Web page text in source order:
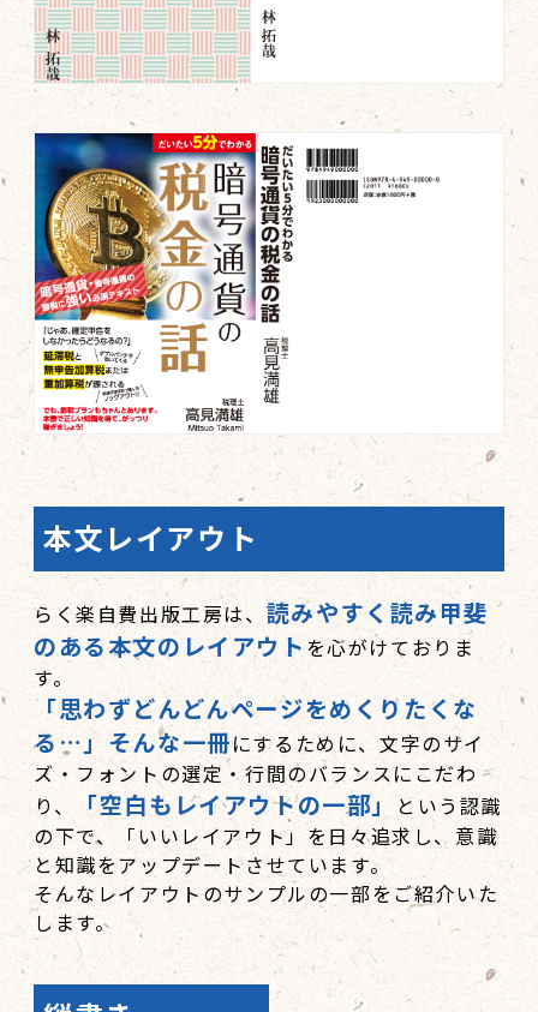
本文レイアウト
らく楽自費出版工房は、 読みやすく読み甲斐
のある本文のレイアウト を心がけておりま
す。
「思わずどんどんページをめくりたくな
る…」そんな一冊にするために、文字のサイ
ズ・フォントの選定・行間のバランスにこだわ
り、
「空白もレイアウトの一部」
という認識
の下で、「いいレイアウト」を日々追求し、意識
と知識をアップデートさせています。
そんなレイアウトのサンプルの一部をご紹介いた
します。